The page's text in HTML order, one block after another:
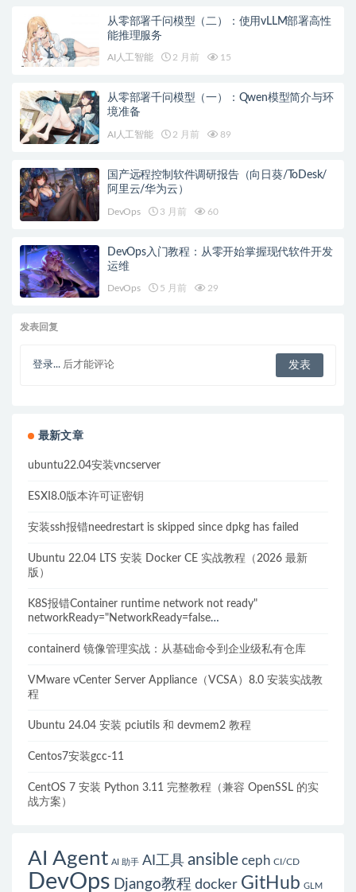
从零部署千问模型（二）：使用vLLM部署高性
能推理服务
AI人工智能 2 月前 15
从零部署千问模型（一）：Qwen模型简介与环
境准备
AI人工智能 2 月前 89
国产远程控制软件调研报告（向日葵/ToDesk/
阿里云/华为云）
DevOps 3 月前 60
DevOps入门教程：从零开始掌握现代软件开发
运维
DevOps 5 月前 29
发表回复
登录... 后才能评论
最新文章
ubuntu22.04安装vncserver
ESXI8.0版本许可证密钥
安装ssh报错needrestart is skipped since dpkg has failed
Ubuntu 22.04 LTS 安装 Docker CE 实战教程（2026 最新
版）
K8S报错Container runtime network not ready"
networkReady="NetworkReady=false
containerd 镜像管理实战：从基础命令到企业级私有仓库
VMware vCenter Server Appliance（VCSA）8.0 安装实战教
程
Ubuntu 24.04 安装 pciutils 和 devmem2 教程
Centos7安装gcc-11
CentOS 7 安装 Python 3.11 完整教程（兼容 OpenSSL 的实
战方案）
AI Agent AI 助手 AI工具 ansible ceph CI/CD
DevOps Django教程 docker GitHub GLM